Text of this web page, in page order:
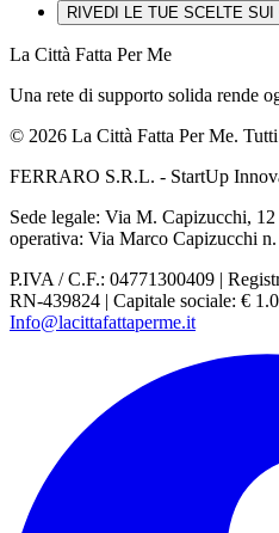
RIVEDI LE TUE SCELTE SUI
La Città Fatta Per Me
Una rete di supporto solida rende
© 2026 La Città Fatta Per Me.
FERRARO S.R.L. - StartUp
Sede legale: Via M. Capizucchi,
operativa: Via Marco Capizucchi
P.IVA / C.F.: 04771300409 |
RN-439824 | Capitale sociale: €
Info@lacittafattaperme.it